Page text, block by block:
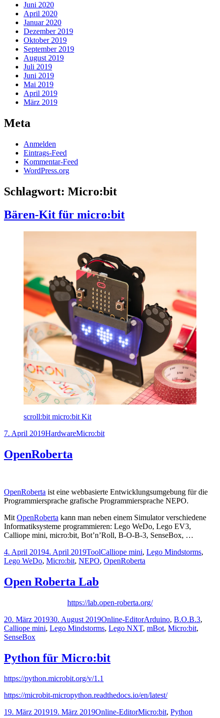
Juni 2020
April 2020
Januar 2020
Dezember 2019
Oktober 2019
September 2019
August 2019
Juli 2019
Juni 2019
Mai 2019
April 2019
März 2019
Meta
Anmelden
Eintrags-Feed
Kommentar-Feed
WordPress.org
Schlagwort: Micro:bit
Bären-Kit für micro:bit
scroll:bit micro:bit Kit
Veröffentlicht
7. April 2019Kategorien
HardwareSchlagwörter
Micro:bit
OpenRoberta
OpenRoberta ist eine webbasierte Entwicklungsumgebung für die
Programmiersprache grafische Programmiersprache NEPO.
Mit OpenRoberta kann man neben einem Simulator verschiedene
Informatiksysteme programmieren: Lego WeDo, Lego EV3,
Calliope mini, micro:bit, Bot’n’Roll, B-O-B-3, SenseBox, …
Veröffentlicht
am
4. April 20194. April 2019Kategorien
ToolSchlagwörter
Calliope mini, Lego Mindstorms,
Lego WeDo, Micro:bit, NEPO, OpenRoberta
Open Roberta Lab
https://lab.open-roberta.org/
Veröffentlicht
am
20. März 201930. August 2019Kategorien
Online-EditorSchlagwörter
Arduino, B.O.B.3,
Calliope mini, Lego Mindstorms, Lego NXT, mBot, Micro:bit,
SenseBox
Python für Micro:bit
https://python.microbit.org/v/1.1
https://microbit-micropython.readthedocs.io/en/latest/
Veröffentlicht
19. März 201919. März 2019Kategorien
Online-EditorSchlagwörter
Micro:bit, Python